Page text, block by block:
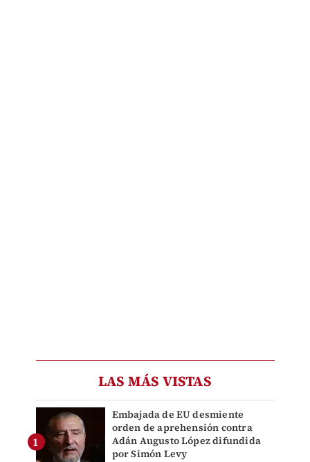
LAS MÁS VISTAS
Embajada de EU desmiente
orden de aprehensión contra
Adán Augusto López difundida
por Simón Levy